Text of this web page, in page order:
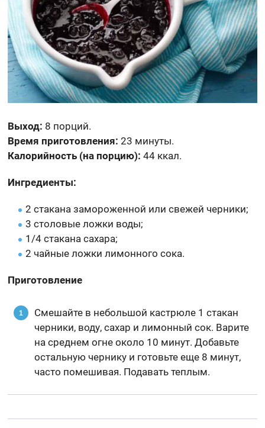
Выход: 8 порций.
Время приготовления: 23 минуты.
Калорийность (на порцию): 44 ккал.
Ингредиенты:
2 стакана замороженной или свежей черники;
3 столовые ложки воды;
1/4 стакана сахара;
2 чайные ложки лимонного сока.
Приготовление
Смешайте в небольшой кастрюле 1 стакан
черники, воду, сахар и лимонный сок. Варите
на среднем огне около 10 минут. Добавьте
остальную чернику и готовьте еще 8 минут,
часто помешивая. Подавать теплым.